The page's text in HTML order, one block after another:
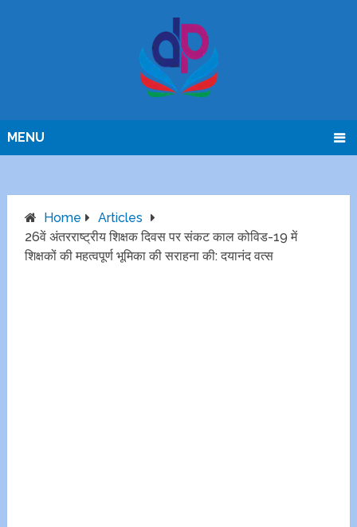
MENU
Home
Articles
26वें अंतरराष्ट्रीय शिक्षक दिवस पर संकट काल कोविड-19 में
शिक्षकों की महत्वपूर्ण भूमिका की सराहना की: दयानंद वत्स